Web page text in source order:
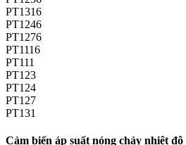
PT1316
PT1246
PT1276
PT1116
PT111
PT123
PT124
PT127
PT131
Cảm biến áp suất nóng chảy nhiệt